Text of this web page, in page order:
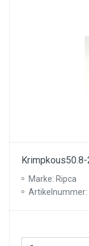
Marke: Ripca
Artikelnummer: